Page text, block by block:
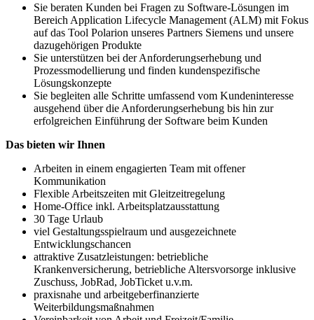
Sie beraten Kunden bei Fragen zu Software-Lösungen im
Bereich Application Lifecycle Management (ALM) mit Fokus
auf das Tool Polarion unseres Partners Siemens und unsere
dazugehörigen Produkte
Sie unterstützen bei der Anforderungserhebung und
Prozessmodellierung und finden kundenspezifische
Lösungskonzepte
Sie begleiten alle Schritte umfassend vom Kundeninteresse
ausgehend über die Anforderungserhebung bis hin zur
erfolgreichen Einführung der Software beim Kunden
Das bieten wir Ihnen
Arbeiten in einem engagierten Team mit offener
Kommunikation
Flexible Arbeitszeiten mit Gleitzeitregelung
Home-Office inkl. Arbeitsplatzausstattung
30 Tage Urlaub
viel Gestaltungsspielraum und ausgezeichnete
Entwicklungschancen
attraktive Zusatzleistungen: betriebliche
Krankenversicherung, betriebliche Altersvorsorge inklusive
Zuschuss, JobRad, JobTicket u.v.m.
praxisnahe und arbeitgeberfinanzierte
Weiterbildungsmaßnahmen